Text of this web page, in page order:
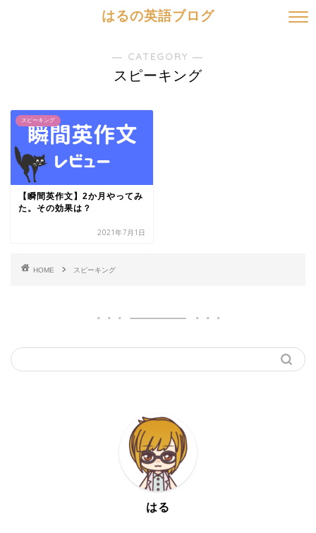
はるの英語ブログ
― CATEGORY ―
スピーキング
スピーキング
【瞬間英作文】2か月やってみ
た。その効果は？
2021年7月1日
HOME スピーキング
はる